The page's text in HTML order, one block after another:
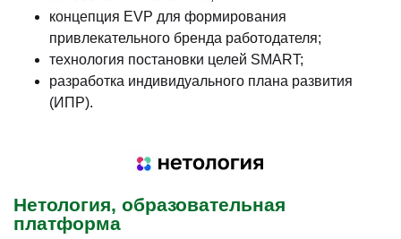
концепция EVP для формирования
привлекательного бренда работодателя;
технология постановки целей SMART;
разработка индивидуального плана развития
(ИПР).
Нетология, образовательная
платформа